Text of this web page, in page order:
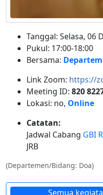
Tanggal: Selasa, 06
Pukul: 17:00-18:00
Bersama:
Link Zoom: https://
Meeting ID: 820
Lokasi: no, Online
Catatan:
Jadwal Cabang GBI
JRB
(Departemen/Bidang: Doa)
Semua